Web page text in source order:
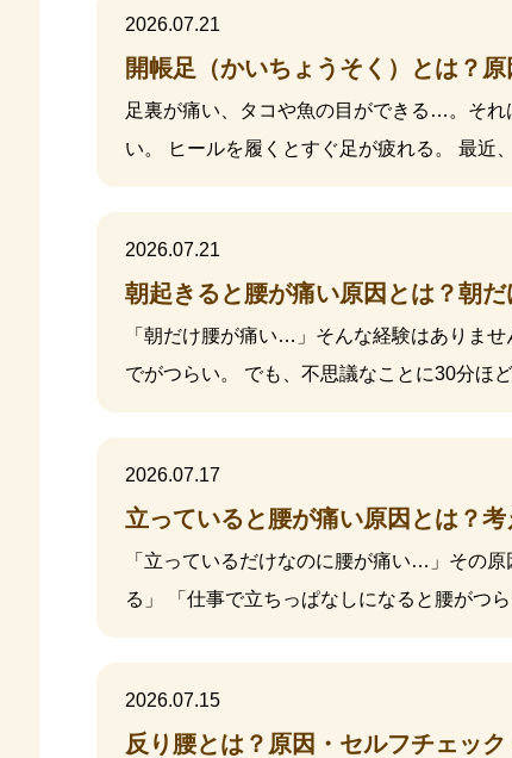
2026.07.21
開帳足（かいちょうそく）とは？
足裏が痛い、タコや魚の目ができる…。そ
い。 ヒールを履くとすぐ足が疲れる。 最近
2026.07.21
朝起きると腰が痛い原因とは？朝
「朝だけ腰が痛い…」そんな経験はありま
でがつらい。 でも、不思議なことに30分ほ
2026.07.17
立っていると腰が痛い原因とは？
「立っているだけなのに腰が痛い…」その
る」 「仕事で立ちっぱなしになると腰がつ
2026.07.15
反り腰とは？原因・セルフチェッ